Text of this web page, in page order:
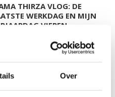
Over
THIRZA VLOG: DE
WERKDAG EN MIJN
VIEREN
THIRZA VLOG: HET IS